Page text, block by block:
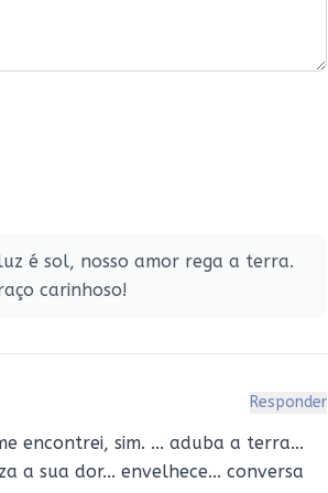
é sol, nosso amor rega a terra.
carinhoso!
Responder
encontrei, sim. ... aduba a terra...
a sua dor... envelhece... conversa